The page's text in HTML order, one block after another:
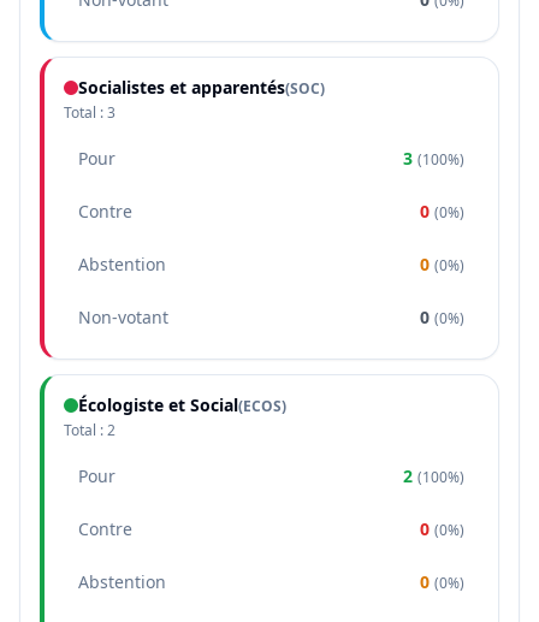
Socialistes et apparentés(SOC)
Total :3
Pour 3 (100%)
Contre 0 (0%)
Abstention 0 (0%)
Non-votant 0 (0%)
Écologiste et Social(ECOS)
Total :2
Pour 2 (100%)
Contre 0 (0%)
Abstention 0 (0%)